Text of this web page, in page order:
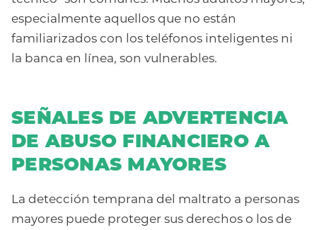
especialmente aquellos que no están
familiarizados con los teléfonos inteligentes ni
la banca en línea, son vulnerables.
SEÑALES DE ADVERTENCIA
DE ABUSO FINANCIERO A
PERSONAS MAYORES
La detección temprana del maltrato a personas
mayores puede proteger sus derechos o los de